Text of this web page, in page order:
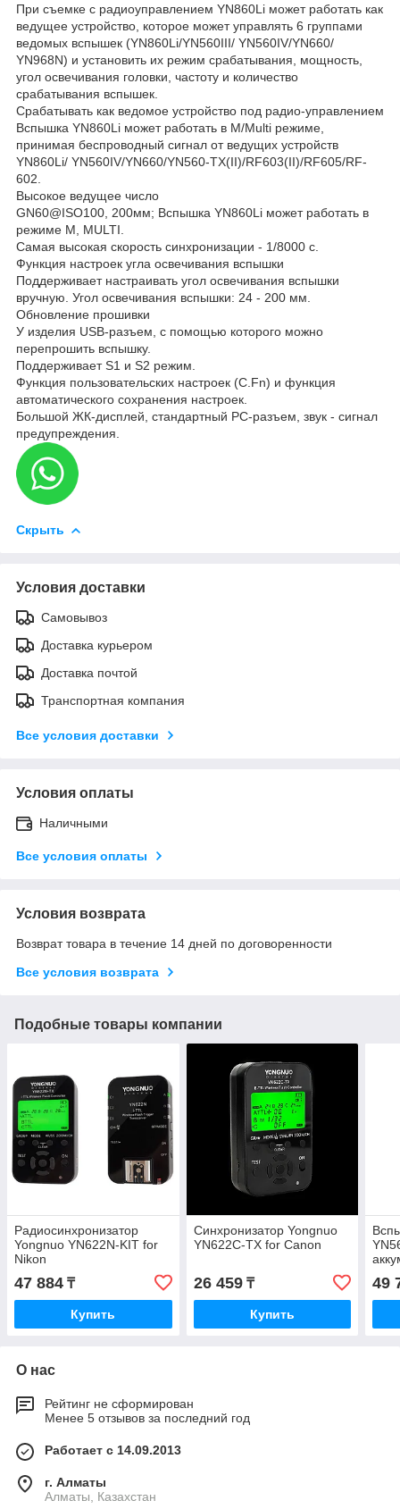
При съемке с радиоуправлением YN860Li может работать как
ведущее устройство, которое может управлять 6 группами
ведомых вспышек (YN860Li/YN560III/ YN560IV/YN660/
YN968N) и установить их режим срабатывания, мощность,
угол освечивания головки, частоту и количество
срабатывания вспышек.
Срабатывать как ведомое устройство под радио-управлением
Вспышка YN860Li может работать в M/Multi режиме,
принимая беспроводный сигнал от ведущих устройств
YN860Li/ YN560IV/YN660/YN560-TX(II)/RF603(II)/RF605/RF-
602.
Высокое ведущее число
GN60@ISO100, 200мм; Вспышка YN860Li может работать в
режиме M, MULTI.
Самая высокая скорость синхронизации - 1/8000 с.
Функция настроек угла освечивания вспышки
Поддерживает настраивать угол освечивания вспышки
вручную. Угол освечивания вспышки: 24 - 200 мм.
Обновление прошивки
У изделия USB-разъем, с помощью которого можно
перепрошить вспышку.
Поддерживает S1 и S2 режим.
Функция пользовательских настроек (C.Fn) и функция
автоматического сохранения настроек.
Большой ЖК-дисплей, стандартный PC-разъем, звук - сигнал
предупреждения.
Скрыть
Условия доставки
Самовывоз
Доставка курьером
Доставка почтой
Транспортная компания
Все условия доставки
Условия оплаты
Наличными
Все условия оплаты
Условия возврата
Возврат товара в течение 14 дней по договоренности
Все условия возврата
Подобные товары компании
Радиосинхронизатор
Yongnuo YN622N-KIT for
Nikon
47 884 ₸
Купить
Синхронизатор Yongnuo
YN622C-TX for Canon
26 459₸
Купить
49
О нас
Рейтинг не сформирован
Менее 5 отзывов за последний год
Работает с 14.09.2013
г. Алматы
Алматы, Казахстан